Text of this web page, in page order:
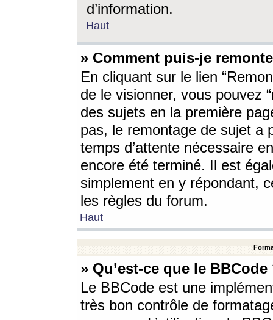
d’information.
Haut
» Comment puis-je
En cliquant sur le lien
de le visionner, vous pouvez
des sujets en la première
pas, le remontage de sujet a
temps d’attente nécessaire
encore été terminé. Il est
simplement en y répondant,
les règles du forum.
Haut
» Qu’est-ce que le BBCode
Le BBCode est une
très bon contrôle de